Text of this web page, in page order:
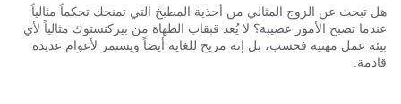
هل تبحث عن الزوج المثالي من أحذية المطبخ التي تمنحك تحكماً مثالياً
عندما تصبح الأمور عصيبة؟ لا يُعد قبقاب الطهاة من بيركنستوك مثالياً لأي
بيئة عمل مهنية فحسب، بل إنه مريح للغاية أيضاً ويستمر لأعوام عديدة
قادمة.